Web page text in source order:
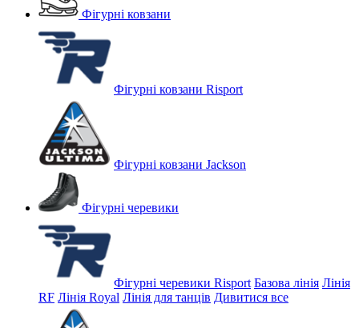
Фігурні ковзани
Фігурні ковзани Risport
Фігурні ковзани Jackson
Фігурні черевики
Фігурні черевики Risport Базова лінія Лінія
RF Лінія Royal Лінія для танців Дивитися все